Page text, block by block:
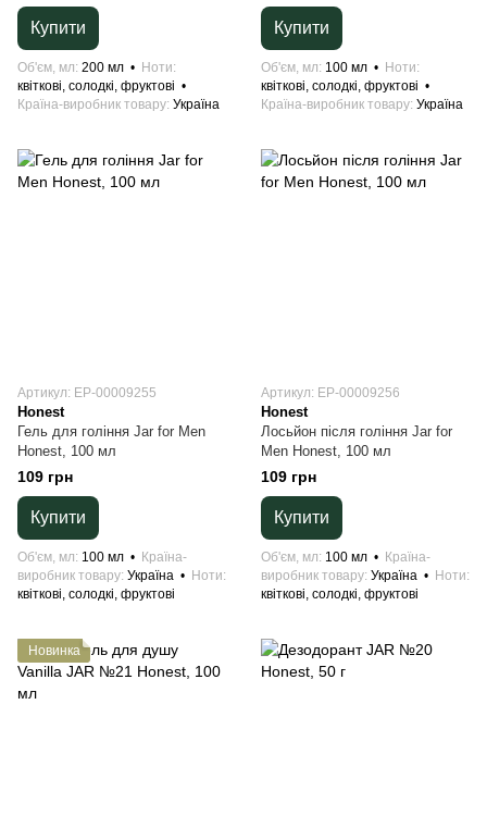
Купити
Об'єм, мл 200 мл
Ноти
квіткові, солодкі, фруктові
Країна-виробник товару Україна
Купити
Об'єм, мл 100 мл
Ноти
квіткові, солодкі, фруктові
Країна-виробник товару Україна
Артикул: ЕР-00009255
Honest
Гель для гоління Jar for Men
Honest, 100 мл
109 грн
Купити
Об'єм, мл 100 мл
Країна-
виробник товару Україна
Ноти
квіткові, солодкі, фруктові
Артикул: ЕР-00009256
Honest
Лосьйон після гоління Jar for
Men Honest, 100 мл
109 грн
Купити
Об'єм, мл 100 мл
Країна-
виробник товару Україна
Ноти
квіткові, солодкі, фруктові
Новинка